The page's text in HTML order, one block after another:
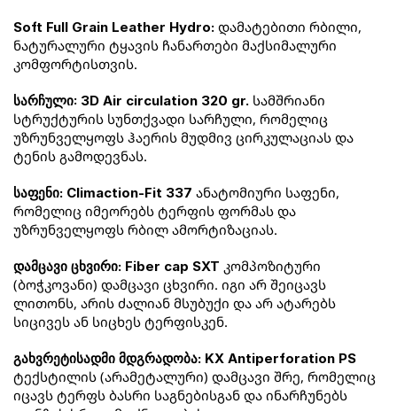
Soft Full Grain Leather Hydro: დამატებითი რბილი,
ნატურალური ტყავის ჩანართები მაქსიმალური
კომფორტისთვის.
სარჩული: 3D Air circulation 320 gr. სამშრიანი
სტრუქტურის სუნთქვადი სარჩული, რომელიც
უზრუნველყოფს ჰაერის მუდმივ ცირკულაციას და
ტენის გამოდევნას.
საფენი: Climaction-Fit 337 ანატომიური საფენი,
რომელიც იმეორებს ტერფის ფორმას და
უზრუნველყოფს რბილ ამორტიზაციას.
დამცავი ცხვირი: Fiber cap SXT კომპოზიტური
(ბოჭკოვანი) დამცავი ცხვირი. იგი არ შეიცავს
ლითონს, არის ძალიან მსუბუქი და არ ატარებს
სიცივეს ან სიცხეს ტერფისკენ.
გახვრეტისადმი მდგრადობა: KX Antiperforation PS
ტექსტილის (არამეტალური) დამცავი შრე, რომელიც
იცავს ტერფს ბასრი საგნებისგან და ინარჩუნებს